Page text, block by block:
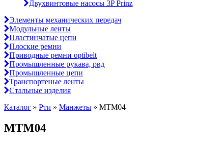
Двухвинтовые насосы 3P Prinz
Элементы механических передач
Модульные ленты
Пластинчатые цепи
Плоские ремни
Приводные ремни optibelt
Промышленные рукава, рвд
Промышленные цепи
Транспортеные ленты
Стальные изделия
Каталог » Рти » Манжеты » МТМ04
МТМ04